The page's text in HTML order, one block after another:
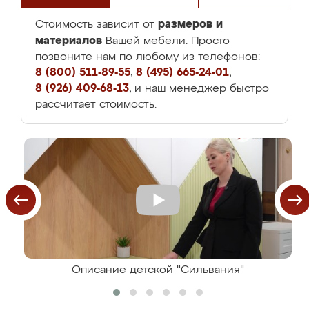
Стоимость зависит от размеров и
материалов Вашей мебели. Просто
позвоните нам по любому из телефонов:
8 (800) 511-89-55, 8 (495) 665-24-01,
8 (926) 409-68-13, и наш менеджер быстро
рассчитает стоимость.
Описание детской "Сильвания"